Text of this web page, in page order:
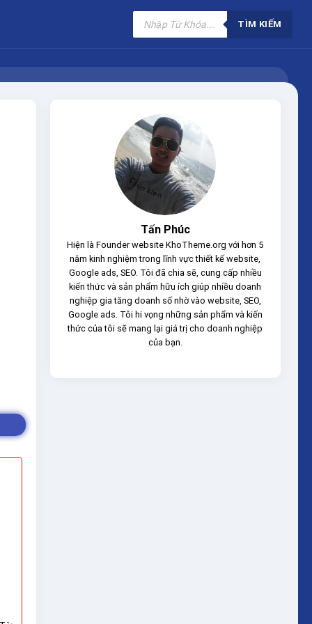
Tìm
kiếm
phẩm
TÌM KIẾM
Tấn Phúc
Hiện là Founder website KhoTheme.org với hơn 5
năm kinh nghiệm trong lĩnh vực thiết kế website,
Google ads, SEO. Tôi đã chia sẽ, cung cấp nhiều
kiến thức và sản phẩm hữu ích giúp nhiều doanh
nghiệp gia tăng doanh số nhờ vào website, SEO,
Google ads. Tôi hi vọng những sản phẩm và kiến
thức của tôi sẽ mang lại giá trị cho doanh nghiệp
của bạn.